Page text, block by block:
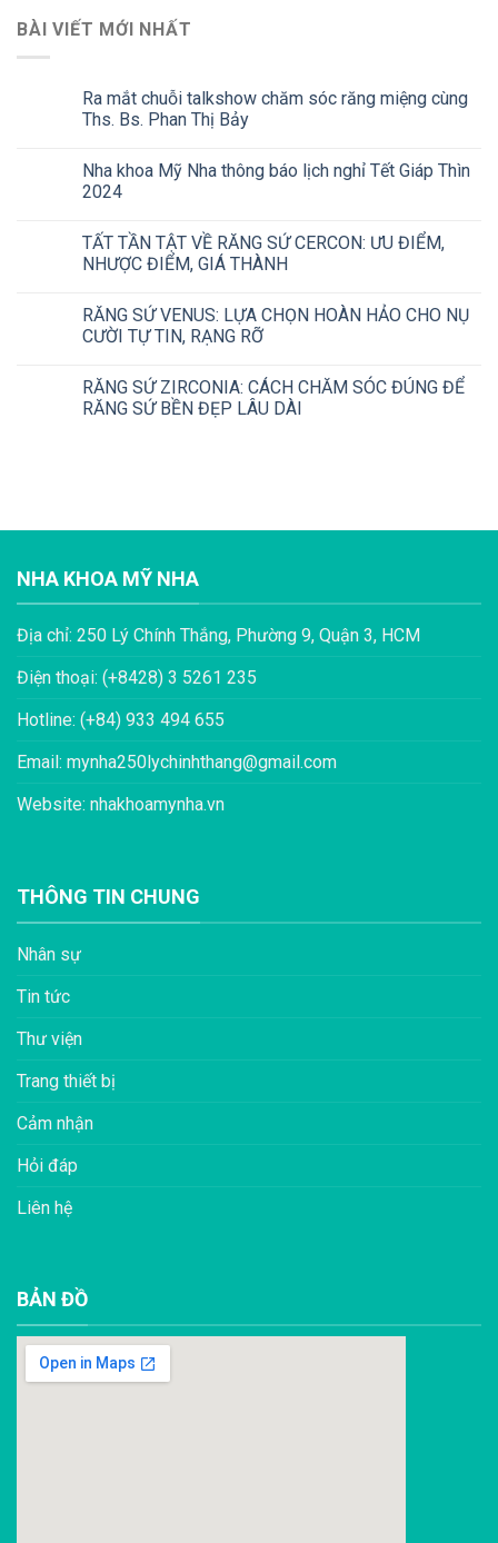
BÀI VIẾT MỚI NHẤT
Ra mắt chuỗi talkshow chăm sóc răng miệng cùng
Ths. Bs. Phan Thị Bảy
Nha khoa Mỹ Nha thông báo lịch nghỉ Tết Giáp Thìn
2024
TẤT TẦN TẬT VỀ RĂNG SỨ CERCON: ƯU ĐIỂM,
NHƯỢC ĐIỂM, GIÁ THÀNH
RĂNG SỨ VENUS: LỰA CHỌN HOÀN HẢO CHO NỤ
CƯỜI TỰ TIN, RẠNG RỠ
RĂNG SỨ ZIRCONIA: CÁCH CHĂM SÓC ĐÚNG ĐỂ
RĂNG SỨ BỀN ĐẸP LÂU DÀI
NHA KHOA MỸ NHA
Địa chỉ: 250 Lý Chính Thắng, Phường 9, Quận 3, HCM
Điện thoại: (+8428) 3 5261 235
Hotline: (+84) 933 494 655
Email: mynha250lychinhthang@gmail.com
Website: nhakhoamynha.vn
THÔNG TIN CHUNG
Nhân sự
Tin tức
Thư viện
Trang thiết bị
Cảm nhận
Hỏi đáp
Liên hệ
BẢN ĐỒ